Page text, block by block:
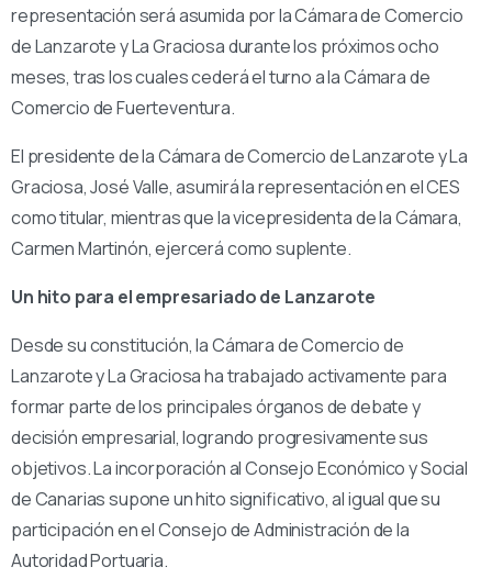
representación será asumida por la Cámara de Comercio
de Lanzarote y La Graciosa durante los próximos ocho
meses, tras los cuales cederá el turno a la Cámara de
Comercio de Fuerteventura.
El presidente de la Cámara de Comercio de Lanzarote y La
Graciosa, José Valle, asumirá la representación en el CES
como titular, mientras que la vicepresidenta de la Cámara,
Carmen Martinón, ejercerá como suplente.
Un hito para el empresariado de Lanzarote
Desde su constitución, la Cámara de Comercio de
Lanzarote y La Graciosa ha trabajado activamente para
formar parte de los principales órganos de debate y
decisión empresarial, logrando progresivamente sus
objetivos. La incorporación al Consejo Económico y Social
de Canarias supone un hito significativo, al igual que su
participación en el Consejo de Administración de la
Autoridad Portuaria.